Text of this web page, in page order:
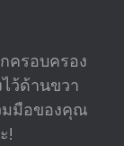
ครอบครอง
ว้ด้านขวา
มมือของคุณ
!